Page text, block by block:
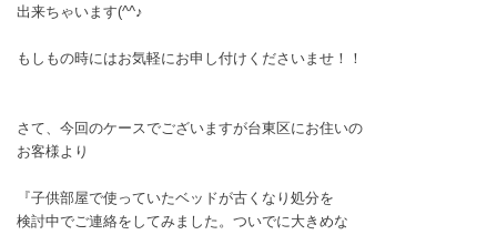
出来ちゃいます(^^♪
もしもの時にはお気軽にお申し付けくださいませ！！
さて、今回のケースでございますが台東区にお住いの
お客様より
『子供部屋で使っていたベッドが古くなり処分を
検討中でご連絡をしてみました。ついでに大きめな